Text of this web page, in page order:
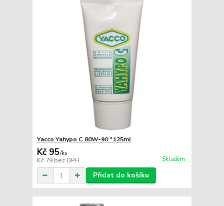
Yacco Yahypo C 80W-90 *125ml
Kč 95/ks
Kč 79 bez DPH Skladem
Přidat do košíku